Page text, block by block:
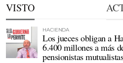
VISTO
HACIENDA
Los jueces obligan a
6.400 millones a más
pensionistas